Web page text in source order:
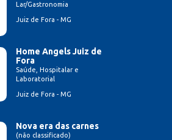
Lar/Gastronomia
Juiz de Fora - MG
Home Angels Juiz de
Fora
Saúde, Hospitalar e
Laboratorial
Juiz de Fora - MG
Nova era das carnes
(não classificado)